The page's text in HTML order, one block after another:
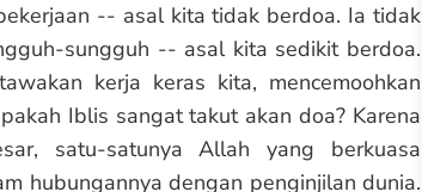
-- asal kita tidak berdoa. Ia tidak
sungguh -- asal kita sedikit berdoa.
kerja keras kita, mencemoohkan
Iblis sangat takut akan doa? Karena
satu-satunya Allah yang berkuasa
hubungannya dengan penginjilan dunia.